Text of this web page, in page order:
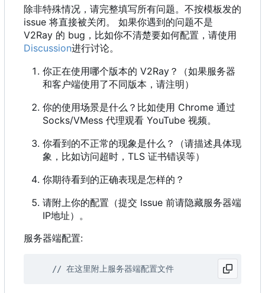
除非特殊情况，请完整填写所有问题。不按模板发的
issue 将直接被关闭。 如果你遇到的问题不是
V2Ray 的 bug，比如你不清楚要如何配置，请使用
Discussion进行讨论。
你正在使用哪个版本的 V2Ray？（如果服务器
和客户端使用了不同版本，请注明）
你的使用场景是什么？比如使用 Chrome 通过
Socks/VMess 代理观看 YouTube 视频。
你看到的不正常的现象是什么？（请描述具体现
象，比如访问超时，TLS 证书错误等）
你期待看到的正确表现是怎样的？
请附上你的配置（提交 Issue 前请隐藏服务器端
IP地址）。
服务器端配置: